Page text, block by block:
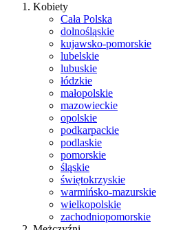
Kobiety
Cała Polska
dolnośląskie
kujawsko-pomorskie
lubelskie
lubuskie
łódzkie
małopolskie
mazowieckie
opolskie
podkarpackie
podlaskie
pomorskie
śląskie
świętokrzyskie
warmińsko-mazurskie
wielkopolskie
zachodniopomorskie